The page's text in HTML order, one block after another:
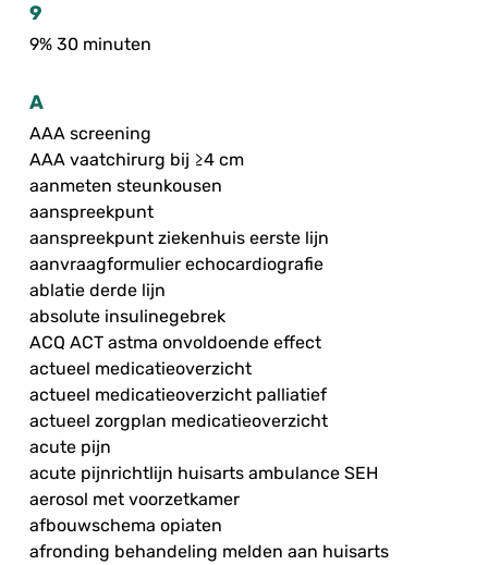
9
9% 30 minuten
A
AAA screening
AAA vaatchirurg bij ≥4 cm
aanmeten steunkousen
aanspreekpunt
aanspreekpunt ziekenhuis eerste lijn
aanvraagformulier echocardiografie
ablatie derde lijn
absolute insulinegebrek
ACQ ACT astma onvoldoende effect
actueel medicatieoverzicht
actueel medicatieoverzicht palliatief
actueel zorgplan medicatieoverzicht
acute pijn
acute pijnrichtlijn huisarts ambulance SEH
aerosol met voorzetkamer
afbouwschema opiaten
afronding behandeling melden aan huisarts